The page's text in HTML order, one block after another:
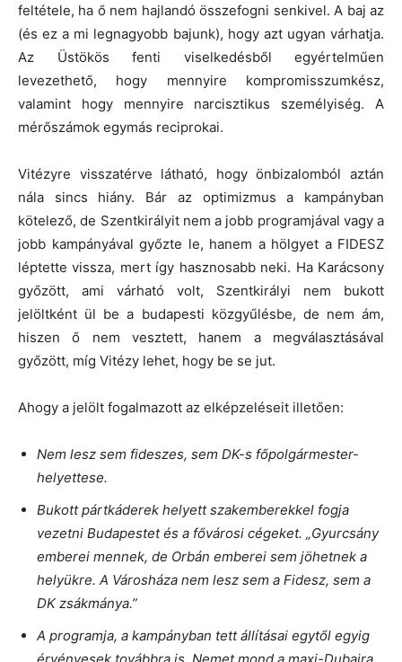
feltétele, ha ő nem hajlandó összefogni senkivel. A baj az
(és ez a mi legnagyobb bajunk), hogy azt ugyan várhatja.
Az Üstökös fenti viselkedésből egyértelműen
levezethető, hogy mennyire kompromisszumkész,
valamint hogy mennyire narcisztikus személyiség. A
mérőszámok egymás reciprokai.
Vitézyre visszatérve látható, hogy önbizalomból aztán
nála sincs hiány. Bár az optimizmus a kampányban
kötelező, de Szentkirályit nem a jobb programjával vagy a
jobb kampányával győzte le, hanem a hölgyet a FIDESZ
léptette vissza, mert így hasznosabb neki. Ha Karácsony
győzött, ami várható volt, Szentkirályi nem bukott
jelöltként ül be a budapesti közgyűlésbe, de nem ám,
hiszen ő nem vesztett, hanem a megválasztásával
győzött, míg Vitézy lehet, hogy be se jut.
Ahogy a jelölt fogalmazott az elképzeléseit illetően:
Nem lesz sem fideszes, sem DK-s főpolgármester-
helyettese.
Bukott pártkáderek helyett szakemberekkel fogja
vezetni Budapestet és a fővárosi cégeket. „Gyurcsány
emberei mennek, de Orbán emberei sem jöhetnek a
helyükre. A Városháza nem lesz sem a Fidesz, sem a
DK zsákmánya.”
A programja, a kampányban tett állításai egytől egyig